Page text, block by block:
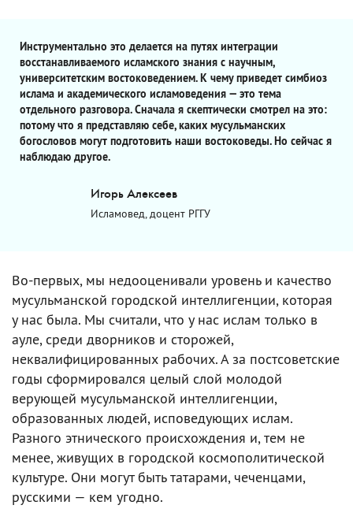
Инструментально это делается на путях интеграции
восстанавливаемого исламского знания с научным,
университетским востоковедением. К чему приведет симбиоз
ислама и академического исламоведения — это тема
отдельного разговора. Сначала я скептически смотрел на это:
потому что я представляю себе, каких мусульманских
богословов могут подготовить наши востоковеды. Но сейчас я
наблюдаю другое.
Игорь Алексеев
Исламовед, доцент РГГУ
Во-первых, мы недооценивали уровень и качество
мусульманской городской интеллигенции, которая
у нас была. Мы считали, что у нас ислам только в
ауле, среди дворников и сторожей,
неквалифицированных рабочих. А за постсоветские
годы сформировался целый слой молодой
верующей мусульманской интеллигенции,
образованных людей, исповедующих ислам.
Разного этнического происхождения и, тем не
менее, живущих в городской космополитической
культуре. Они могут быть татарами, чеченцами,
русскими — кем угодно.